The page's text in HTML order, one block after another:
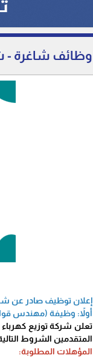
وظائف شاغرة -
إعلان توظيف صادر عن
أولاً: وظيفة (مهندس
تعلن شركة توزيع
المتقدمين الشروط
المؤهلات المطلوبة: